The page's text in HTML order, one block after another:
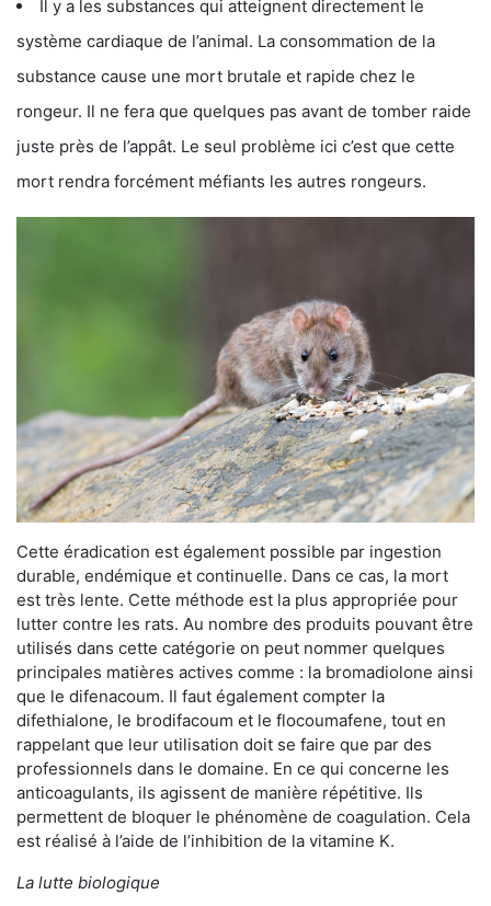
Il y a les substances qui atteignent directement le
système cardiaque de l’animal. La consommation de la
substance cause une mort brutale et rapide chez le
rongeur. Il ne fera que quelques pas avant de tomber raide
juste près de l’appât. Le seul problème ici c’est que cette
mort rendra forcément méfiants les autres rongeurs.
Cette éradication est également possible par ingestion
durable, endémique et continuelle. Dans ce cas, la mort
est très lente. Cette méthode est la plus appropriée pour
lutter contre les rats. Au nombre des produits pouvant être
utilisés dans cette catégorie on peut nommer quelques
principales matières actives comme : la bromadiolone ainsi
que le difenacoum. Il faut également compter la
difethialone, le brodifacoum et le flocoumafene, tout en
rappelant que leur utilisation doit se faire que par des
professionnels dans le domaine. En ce qui concerne les
anticoagulants, ils agissent de manière répétitive. Ils
permettent de bloquer le phénomène de coagulation. Cela
est réalisé à l’aide de l’inhibition de la vitamine K.
La lutte biologique